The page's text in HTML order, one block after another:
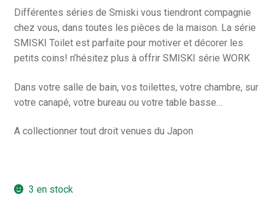
Différentes séries de Smiski vous tiendront compagnie
chez vous, dans toutes les pièces de la maison. La série
SMISKI Toilet est parfaite pour motiver et décorer les
petits coins! n’hésitez plus à offrir SMISKI série WORK
Dans votre salle de bain, vos toilettes, votre chambre, sur
votre canapé, votre bureau ou votre table basse…
A collectionner tout droit venues du Japon
3 en stock